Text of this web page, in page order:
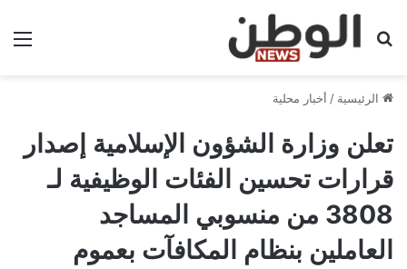
بحث عن
الرئيسية / أخبار محلية
تعلن وزارة الشؤون الإسلامية إصدار
قرارات تحسين الفئات الوظيفية لـ
3808 من منسوبي المساجد
العاملين بنظام المكافآت بعموم